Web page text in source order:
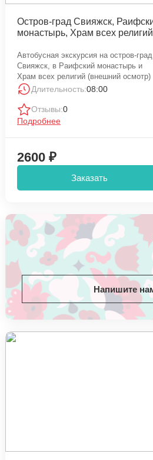
Остров-град Свияжск,
монастырь, Храм всех религий
Автобусная экскурсия на остров-град
Свияжск, в Раифский монастырь и
Храм всех религий (внешний осмотр)
Длительность:08:00
Отзывы:0
Подробнее
2600 ₽
Заказать
Напишите